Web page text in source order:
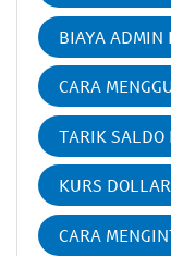
BIAYA ADMIN
CARA
TARIK SALDO
KURS
CARA